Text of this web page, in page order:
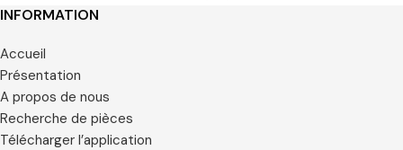
INFORMATION
Accueil
Présentation
A propos de nous
Recherche de pièces
Télécharger l’application